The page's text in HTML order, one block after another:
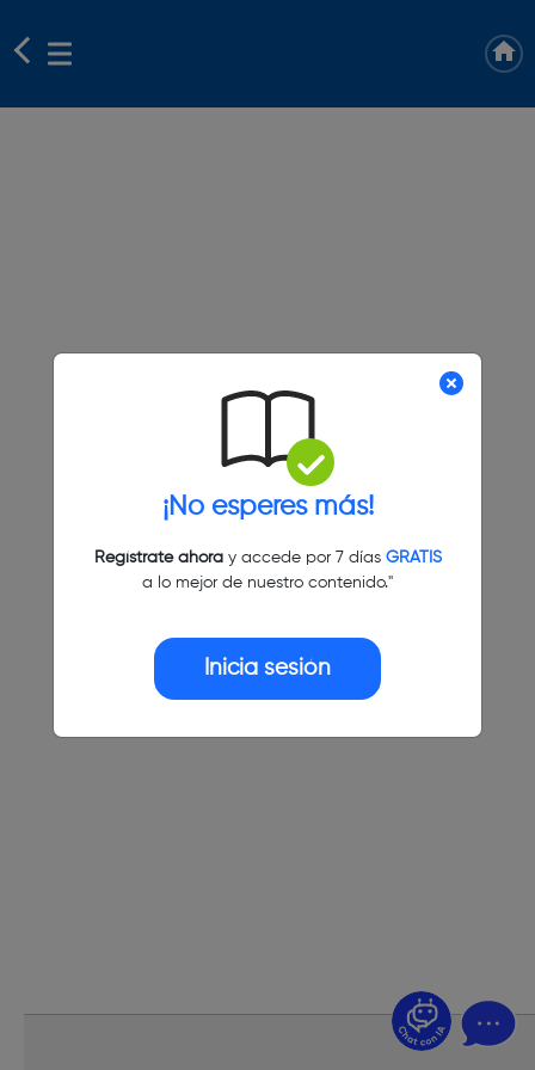
¡No esperes más!
Regístrate ahoray accede por 7 días GRATIS
a lo mejor de nuestro contenido."
Inicia sesión